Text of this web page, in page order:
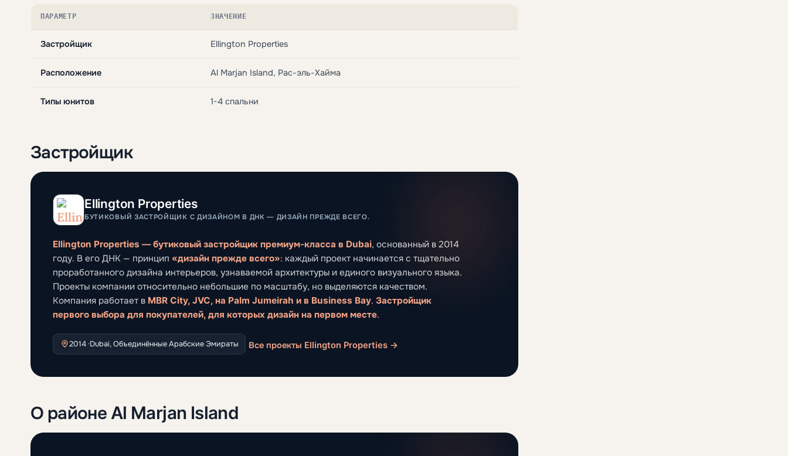
ПАРАМЕТР ЗНАЧЕНИЕ
Застройщик Ellington Properties
Расположение Al Marjan Island, Рас-эль-Хайма
Типы юнитов 1-4 спальни
Застройщик
Ellington Properties
БУТИКОВЫЙ ЗАСТРОЙЩИК С ДИЗАЙНОМ В ДНК — ДИЗАЙН ПРЕЖДЕ ВСЕГО.
Ellington Properties — бутиковый застройщик премиум-класса в Dubai, основанный в 2014
году. В его ДНК — принцип «дизайн прежде всего»: каждый проект начинается с тщательно
проработанного дизайна интерьеров, узнаваемой архитектуры и единого визуального языка.
Проекты компании относительно небольшие по масштабу, но выделяются качеством.
Компания работает в MBR City, JVC, на Palm Jumeirah и в Business Bay. Застройщик
первого выбора для покупателей, для которых дизайн на первом месте.
2014 ·Dubai, Объединённые Арабские Эмираты Все проекты Ellington Properties →
О районе Al Marjan Island